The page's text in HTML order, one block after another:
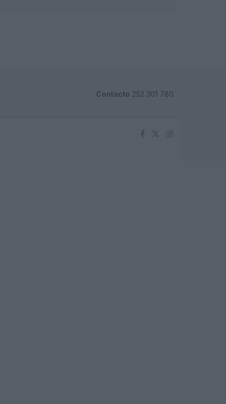
Contacto 252 301 780